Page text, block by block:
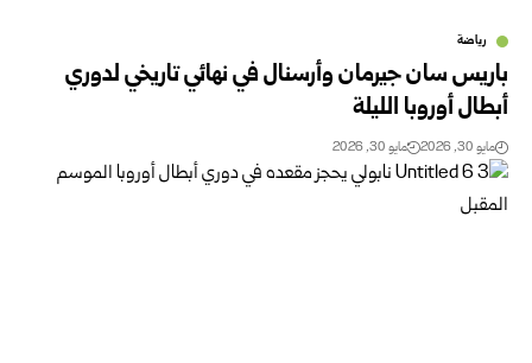
رياضة
باريس سان جيرمان وأرسنال في نهائي تاريخي لدوري
أبطال أوروبا الليلة
مايو 30, 2026 مايو 30, 2026